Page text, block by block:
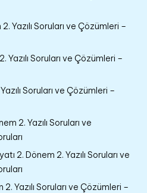
2. Yazılı Soruları ve Çözümleri –
Yazılı Soruları ve Çözümleri –
Soruları ve Çözümleri –
2. Yazılı Soruları ve
2. Dönem 2. Yazılı Soruları ve
2. Yazılı Soruları ve Çözümleri –